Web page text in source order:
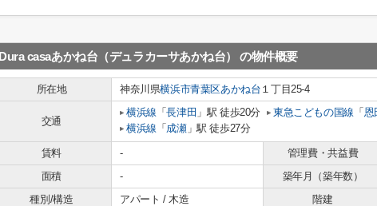
Dura casaあかね台（デュラカーサあかね台） の物件概要
所在地 神奈川県横浜市青葉区あかね台 １丁目25-4
交通
横浜線 「長津田 」駅 徒歩20分 東急こどもの国線 「 恩
横浜線 「 成瀬」駅 徒歩27分
賃料 - 管理費・共益費
面積
- 築年月（築年数）
種別/構造
アパート / 木造 階建